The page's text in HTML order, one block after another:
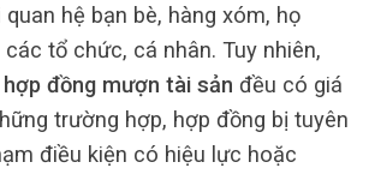
hệ bạn bè, hàng xóm, họ
tổ chức, cá nhân. Tuy nhiên,
hợp đồng mượn tài sản đều có giá
trường hợp, hợp đồng bị tuyên
điều kiện có hiệu lực hoặc